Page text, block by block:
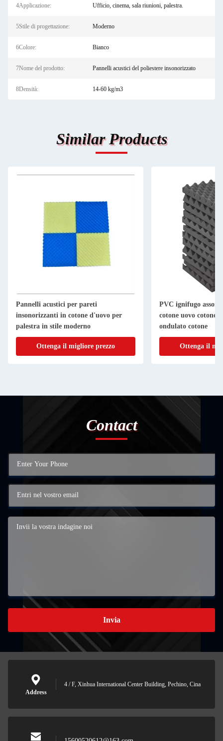
4Applicazione: Ufficio, cinema, sala riunioni, palestra.
5Stile di progettazione: Moderno
6Colore: Bianco
7Nome del prodotto: Pannelli acustici del poliestere insonorizzato
8Densità: 14-60 kg/m3
Similar Products
Pannelli acustici per pareti
insonorizzanti in cotone d'uovo per
palestra in stile moderno
Ottenga il migliore prezzo
PVC ignifugo
cotone uovo cotone
ondulato cotone
Ottenga il
Contact
Invia
Address
4 / F, Xinhua International Center Building, Pechino, Cina